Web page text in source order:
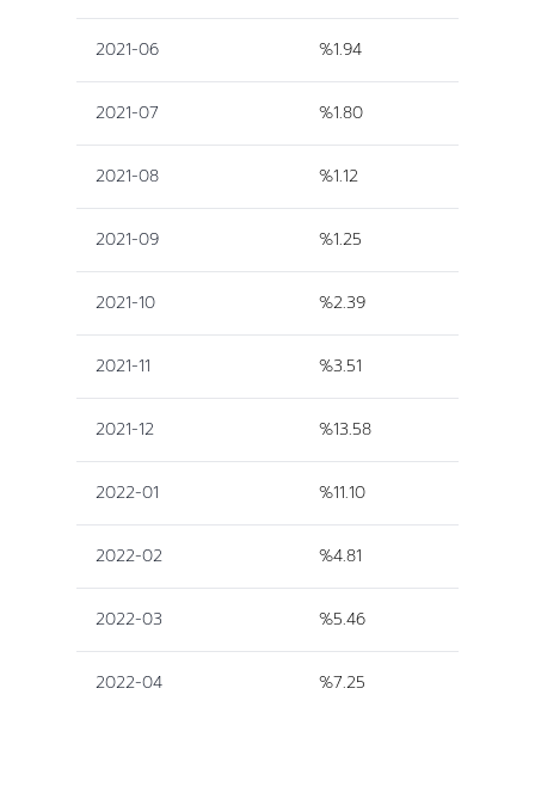
2021-06 %1.94
2021-07 %1.80
2021-08 %1.12
2021-09 %1.25
2021-10 %2.39
2021-11 %3.51
2021-12 %13.58
2022-01 %11.10
2022-02 %4.81
2022-03 %5.46
2022-04 %7.25